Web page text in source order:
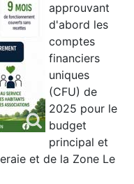
approuvant
d'abord les
comptes
financiers
uniques
(CFU) de
2025 pour le
budget
principal et
et de la Zone Le